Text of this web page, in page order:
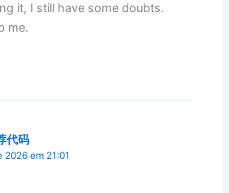
it, I still have some doubts.
me.
代码
2026 em 21:01